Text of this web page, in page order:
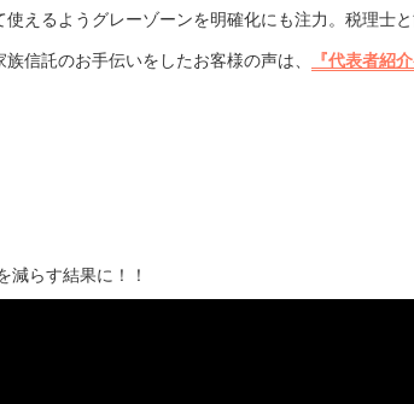
えるようグレーゾーンを明確化にも注力。税理
信託のお手伝いをしたお客様の声は、 『代表者紹
減らす結果に！！